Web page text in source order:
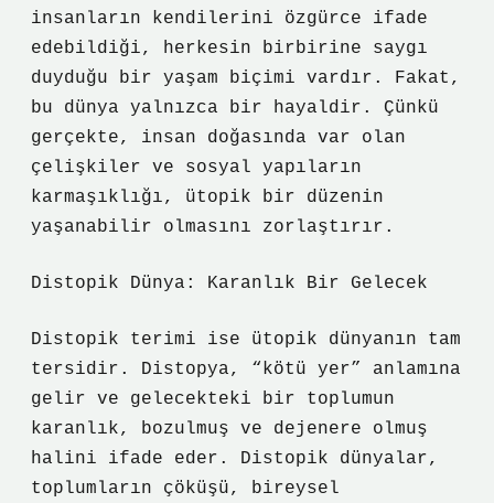
insanların kendilerini özgürce ifade
edebildiği, herkesin birbirine saygı
duyduğu bir yaşam biçimi vardır. Fakat,
bu dünya yalnızca bir hayaldir. Çünkü
gerçekte, insan doğasında var olan
çelişkiler ve sosyal yapıların
karmaşıklığı, ütopik bir düzenin
yaşanabilir olmasını zorlaştırır.
Distopik Dünya: Karanlık Bir Gelecek
Distopik terimi ise ütopik dünyanın tam
tersidir. Distopya, “kötü yer” anlamına
gelir ve gelecekteki bir toplumun
karanlık, bozulmuş ve dejenere olmuş
halini ifade eder. Distopik dünyalar,
toplumların çöküşü, bireysel